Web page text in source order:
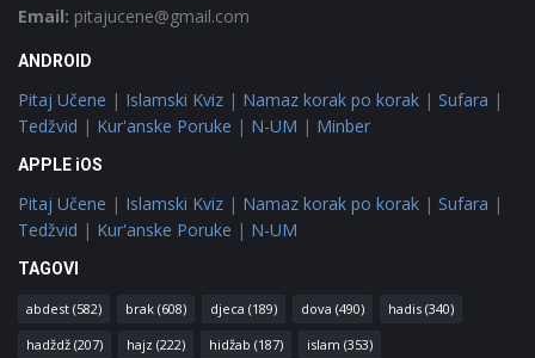
Email: pitajucene@gmail.com
ANDROID
Pitaj Učene | Islamski Kviz | Namaz korak po korak | Sufara |
Tedžvid | Kur'anske Poruke | N-UM | Minber
APPLE iOS
Pitaj Učene | Islamski Kviz | Namaz korak po korak | Sufara |
Tedžvid | Kur'anske Poruke | N-UM
TAGOVI
abdest (582) brak (608) djeca (189) dova (490) hadis (340)
hadždž (207) hajz (222) hidžab (187) islam (353)